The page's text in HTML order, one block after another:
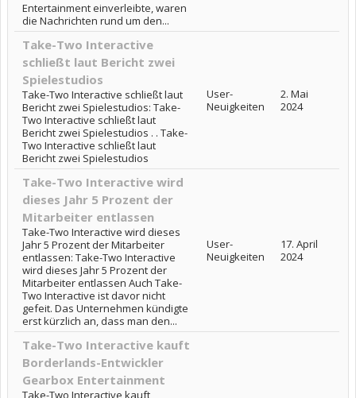
Entertainment einverleibte, waren
die Nachrichten rund um den...
Take-Two Interactive
schließt laut Bericht zwei
Spielestudios
Take-Two Interactive schließt laut
Bericht zwei Spielestudios: Take-
Two Interactive schließt laut
Bericht zwei Spielestudios . . Take-
Two Interactive schließt laut
Bericht zwei Spielestudios
User-
Neuigkeiten
2. Mai
2024
Take-Two Interactive wird
dieses Jahr 5 Prozent der
Mitarbeiter entlassen
Take-Two Interactive wird dieses
Jahr 5 Prozent der Mitarbeiter
entlassen: Take-Two Interactive
wird dieses Jahr 5 Prozent der
Mitarbeiter entlassen Auch Take-
Two Interactive ist davor nicht
gefeit. Das Unternehmen kündigte
erst kürzlich an, dass man den...
User-
Neuigkeiten
17. April
2024
Take-Two Interactive kauft
Borderlands-Entwickler
Gearbox Entertainment
Take-Two Interactive kauft